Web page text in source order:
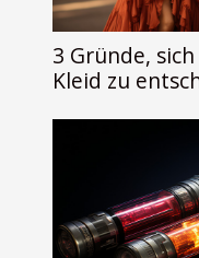
3 Gründe,
Kleid zu